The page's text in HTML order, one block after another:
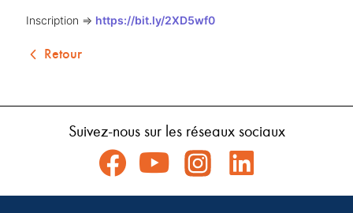
Inscription => https://bit.ly/2XD5wf0
Retour
Suivez-nous sur les réseaux sociaux